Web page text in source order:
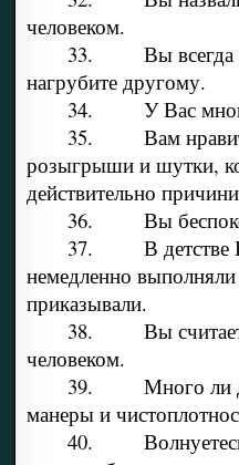
человеком.
33. Вы всегда
нагрубите другому.
34. У Вас
35. Вам
розыгрыши и шутки,
действительно
36. Вы
37. В детстве
немедленно
приказывали.
38. Вы считаете
человеком.
39. Много ли
манеры и
40. Волнуетесь